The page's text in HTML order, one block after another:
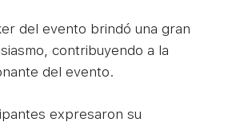
del evento brindó una gran
contribuyendo a la
del evento.
expresaron su